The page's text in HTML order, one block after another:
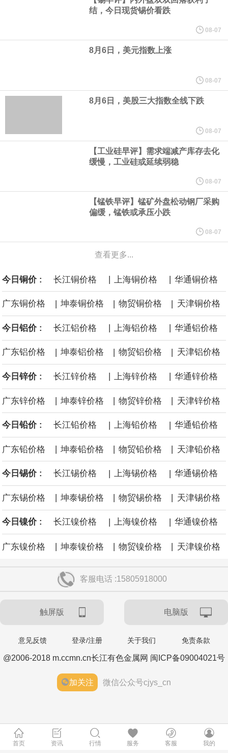
月份中国仓储指数为50.3%，较上月上升0.1个百分点，连续两个月
运行在扩张区间。
的目标，决策者负担不起在等待可能出现更强劲的生产率增长的同
实施有力的约束至关重要，而不是为了追求未来的生产率增长而容
与此同时，中国产汽车在韩国进口车市场中的份额首次超过德国，
成为韩国最大的进口车来源地。
今年以来，国内钽价跳涨，涨幅接近1.4倍。
阿布扎比国家石油公司物流与服务部：两艘超大型气体运输船将于
2026年第四季度交付。
结，今日现货锡价看跌
08-07
8月6日，美元指数上涨
08-07
8月6日，美股三大指数全线下跌
08-07
【工业硅早评】需求端减产库存去化
缓慢，工业硅或延续弱稳
08-07
【锰铁早评】锰矿外盘松动钢厂采购
偏缓，锰铁或承压小跌
08-07
查看更多...
今日铜价 : 长江铜价格 | 上海铜价格 | 华通铜价格
广东铜价格 | 坤泰铜价格 | 物贸铜价格 | 天津铜价格
今日铝价 : 长江铝价格 上海铝价格 华通铝价格
广东铝价格 | 坤泰铝价格 | 物贸铝价格 | 天津铝价格
今日锌价 : 长江锌价格 上海锌价格 华通锌价格
广东锌价格 | 坤泰锌价格 | 物贸锌价格 | 天津锌价格
今日铅价 : 长江铅价格 | 上海铅价格 | 华通铅价格
广东铅价格 坤泰铅价格 物贸铅价格 天津铅价格
今日锡价 : 长江锡价格 | 上海锡价格 | 华通锡价格
广东锡价格 坤泰锡价格 物贸锡价格 天津锡价格
今日镍价 : 长江镍价格 | 上海镍价格 | 华通镍价格
广东镍价格 | 坤泰镍价格 | 物贸镍价格 | 天津镍价格
客服电话 :15805918000
触屏版 电脑版
意见反馈 登录/注册 关于我们 免责条款
@2006-2018 m.ccmn.cn长江有色金属网 闽ICP备09004021号
加关注 微信公众号cjys_cn
首页 资讯 行情 服务 客服 我的